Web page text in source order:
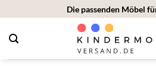
springen
Die passenden Möbel